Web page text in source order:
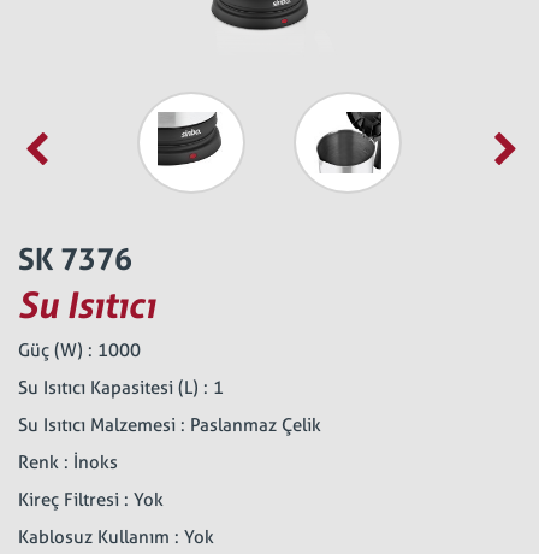
SK 7376
Su Isıtıcı
Güç (W) : 1000
Su Isıtıcı Kapasitesi (L) : 1
Su Isıtıcı Malzemesi : Paslanmaz Çelik
Renk : İnoks
Kireç Filtresi : Yok
Kablosuz Kullanım : Yok